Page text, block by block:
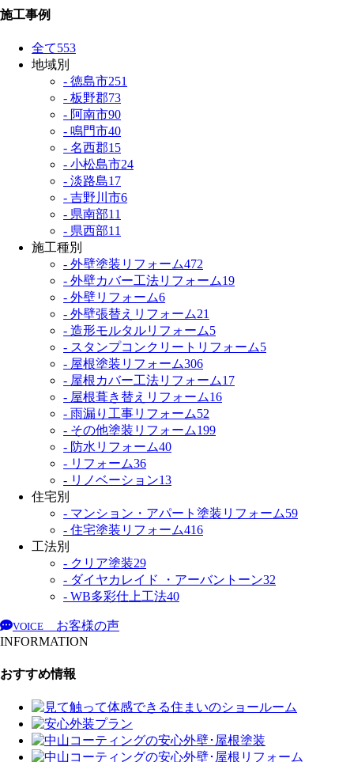
施工事例
全て553
地域別
- 徳島市251
- 板野郡73
- 阿南市90
- 鳴門市40
- 名西郡15
- 小松島市24
- 淡路島17
- 吉野川市6
- 県南部11
- 県西部11
施工種別
- 外壁塗装リフォーム472
- 外壁カバー工法リフォーム19
- 外壁リフォーム6
- 外壁張替えリフォーム21
- 造形モルタルリフォーム5
- スタンプコンクリートリフォーム5
- 屋根塗装リフォーム306
- 屋根カバー工法リフォーム17
- 屋根葺き替えリフォーム16
- 雨漏り工事リフォーム52
- その他塗装リフォーム199
- 防水リフォーム40
- リフォーム36
- リノベーション13
住宅別
- マンション・アパート塗装リフォーム59
- 住宅塗装リフォーム416
工法別
- クリア塗装29
- ダイヤカレイド ・アーバントーン32
- WB多彩仕上工法40
VOICE
お客様の声
INFORMATION
おすすめ情報